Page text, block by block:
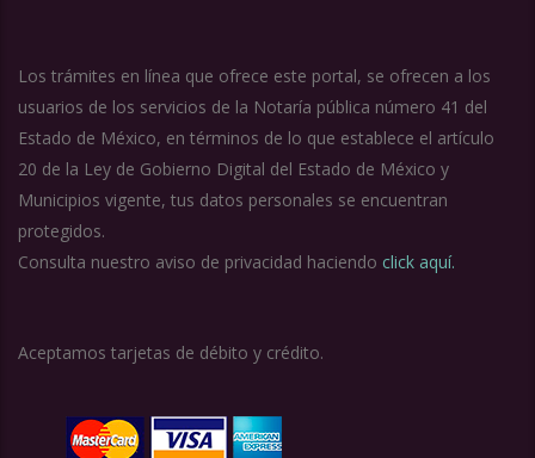
Los trámites en línea que ofrece este portal, se ofrecen a los
usuarios de los servicios de la Notaría pública número 41 del
Estado de México, en términos de lo que establece el artículo
20 de la Ley de Gobierno Digital del Estado de México y
Municipios vigente, tus datos personales se encuentran
protegidos.
Consulta nuestro aviso de privacidad haciendo click aquí.
Aceptamos tarjetas de débito y crédito.